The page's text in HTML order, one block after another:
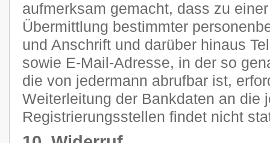
aufmerksam gemacht, dass zu
Übermittlung bestimmter
und Anschrift und darüber hinaus
sowie E-Mail-Adresse, in der so
die von jedermann abrufbar ist,
Weiterleitung der Bankdaten an die
Registrierungsstellen findet nicht